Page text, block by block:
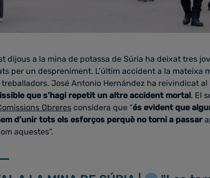
dijous a la mina de potassa de Súria ha deixat tres
per un despreniment. L’últim accident a la mateixa
José Antonio Hernández ha reivindicat al
que s’hagi repetit un altre accident mortal. El
Obreres considera que “és evident que
d’unir tots els esforços perquè no torni a passar
aquestes”.